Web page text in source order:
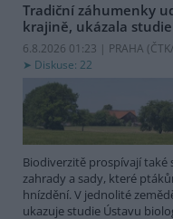
Tradiční záhumenky
krajině, ukázala studie
6.8.2026 01:23 | PRAHA (
Diskuse: 22
Biodiverzitě prospívají
zahrady a sady, které
hnízdění. V jednolité
ukazuje studie Ústavu